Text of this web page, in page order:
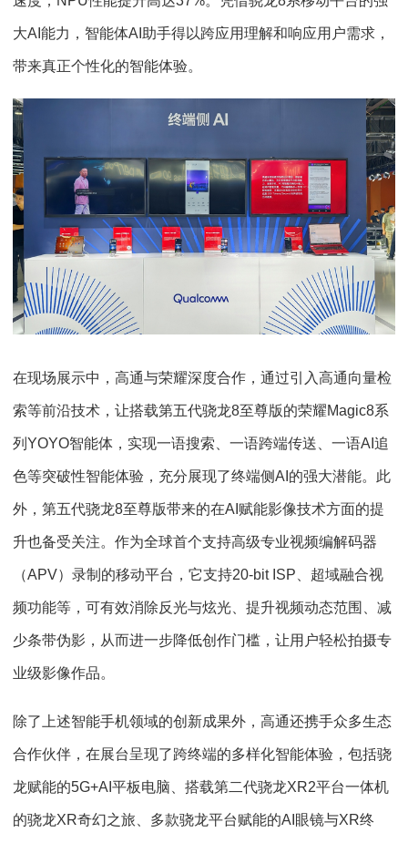
大AI能力，智能体AI助手得以跨应用理解和响应用户需求，
带来真正个性化的智能体验。
在现场展示中，高通与荣耀深度合作，通过引入高通向量检
索等前沿技术，让搭载第五代骁龙8至尊版的荣耀Magic8系
列YOYO智能体，实现一语搜索、一语跨端传送、一语AI追
色等突破性智能体验，充分展现了终端侧AI的强大潜能。此
外，第五代骁龙8至尊版带来的在AI赋能影像技术方面的提
升也备受关注。作为全球首个支持高级专业视频编解码器
（APV）录制的移动平台，它支持20-bit ISP、超域融合视
频功能等，可有效消除反光与炫光、提升视频动态范围、减
少条带伪影，从而进一步降低创作门槛，让用户轻松拍摄专
业级影像作品。
除了上述智能手机领域的创新成果外，高通还携手众多生态
合作伙伴，在展台呈现了跨终端的多样化智能体验，包括骁
龙赋能的5G+AI平板电脑、搭载第二代骁龙XR2平台一体机
的骁龙XR奇幻之旅、多款骁龙平台赋能的AI眼镜与XR终